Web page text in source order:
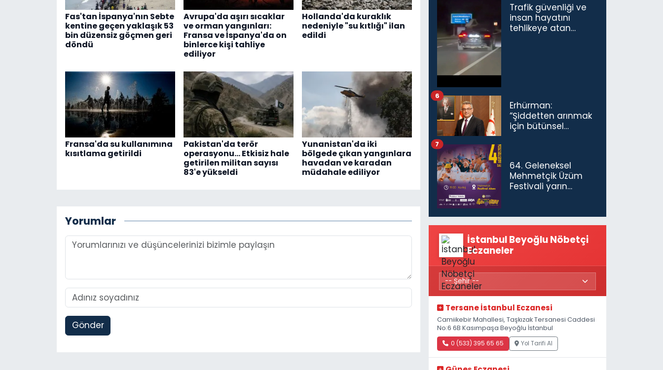
Fas'tan İspanya'nın Sebte
kentine geçen yaklaşık 53
bin düzensiz göçmen geri
döndü
Avrupa'da aşırı sıcaklar
ve orman yangınları:
Fransa ve İspanya'da on
binlerce kişi tahliye
ediliyor
Hollanda'da kuraklık
nedeniyle "su kıtlığı" ilan
edildi
Fransa'da su kullanımına
kısıtlama getirildi
Pakistan'da terör
operasyonu... Etkisiz hale
getirilen militan sayısı
83'e yükseldi
Yunanistan'da iki
bölgede çıkan yangınlara
havadan ve karadan
müdahale ediliyor
Yorumlar
Gönder
Trafik güvenliği ve
insan hayatını
tehlikeye atan
Erhürman:
“Şiddetten arınmak
için bütünsel
6
64. Geleneksel
Mehmetçik Üzüm
Festivali yarın
7
İstanbul Beyoğlu Nöbetçi
Eczaneler
Tersane İstanbul Eczanesi
Camiikebir Mahallesi, Taşkızak Tersanesi Caddesi
No:6 6B Kasımpaşa Beyoğlu İstanbul
0 (533) 395 65 65 Yol Tarifi Al